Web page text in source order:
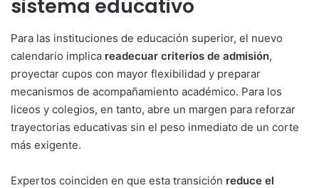
sistema educativo
Para las instituciones de educación superior, el nuevo
calendario implica readecuar criterios de admisión,
proyectar cupos con mayor flexibilidad y preparar
mecanismos de acompañamiento académico. Para los
liceos y colegios, en tanto, abre un margen para reforzar
trayectorias educativas sin el peso inmediato de un corte
más exigente.
Expertos coinciden en que esta transición reduce el